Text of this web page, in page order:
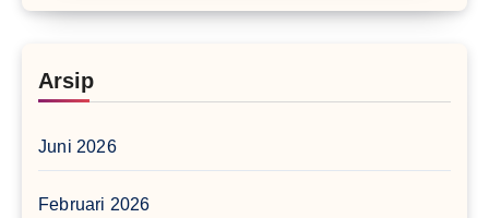
Arsip
Juni 2026
Februari 2026